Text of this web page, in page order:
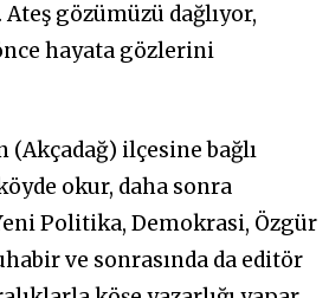
gözümüzü dağlıyor,
hayata gözlerini
(Akçadağ) ilçesine bağlı
okur, daha sonra
Politika, Demokrasi, Özgür
ve sonrasında da editör